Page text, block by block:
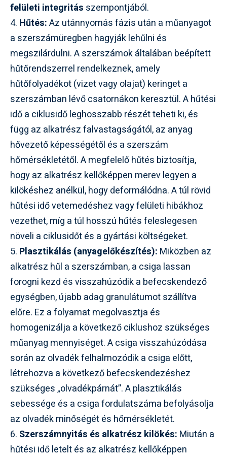
felületi integritás szempontjából.
4. Hűtés:Az utánnyomás fázis után a műanyagot
a szerszámüregben hagyják lehűlni és
megszilárdulni. A szerszámok általában beépített
hűtőrendszerrel rendelkeznek, amely
hűtőfolyadékot (vizet vagy olajat) keringet a
szerszámban lévő csatornákon keresztül. A hűtési
idő a ciklusidő leghosszabb részét teheti ki, és
függ az alkatrész falvastagságától, az anyag
hővezető képességétől és a szerszám
hőmérsékletétől. A megfelelő hűtés biztosítja,
hogy az alkatrész kellőképpen merev legyen a
kilökéshez anélkül, hogy deformálódna. A túl rövid
hűtési idő vetemedéshez vagy felületi hibákhoz
vezethet, míg a túl hosszú hűtés feleslegesen
növeli a ciklusidőt és a gyártási költségeket.
5. Plasztikálás (anyagelőkészítés): Miközben az
alkatrész hűl a szerszámban, a csiga lassan
forogni kezd és visszahúzódik a befecskendező
egységben, újabb adag granulátumot szállítva
előre. Ez a folyamat megolvasztja és
homogenizálja a következő ciklushoz szükséges
műanyag mennyiséget. A csiga visszahúzódása
során az olvadék felhalmozódik a csiga előtt,
létrehozva a következő befecskendezéshez
szükséges „olvadékpárnát”. A plasztikálás
sebessége és a csiga fordulatszáma befolyásolja
az olvadék minőségét és hőmérsékletét.
6. Szerszámnyitás és alkatrész kilökés: Miután a
hűtési idő letelt és az alkatrész kellőképpen